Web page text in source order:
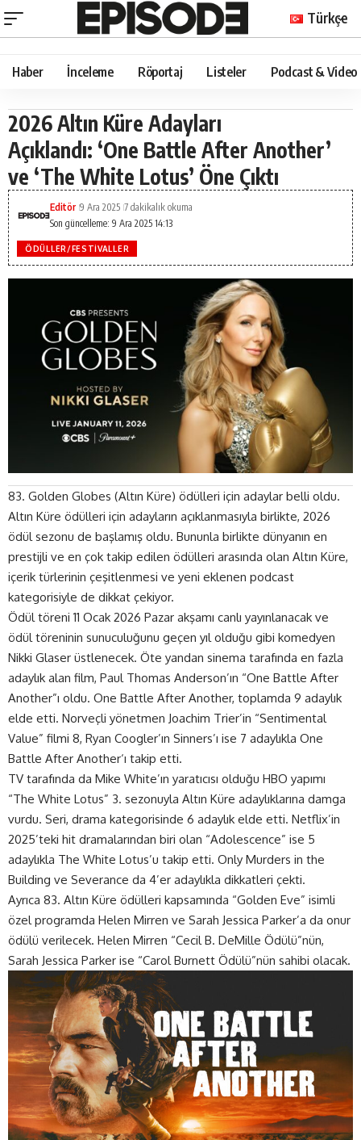
Türkçe
Haber İnceleme Röportaj Listeler Podcast & Video
2026 Altın Küre Adayları
Açıklandı: ‘One Battle After Another’
ve ‘The White Lotus’ Öne Çıktı
Son güncelleme: 9 Ara 2025 14:13
Editör 9 Ara 2025 7 dakikalık okuma
ÖDÜLLER/FESTIVALLER
83. Golden Globes (Altın Küre) ödülleri için adaylar belli oldu.
Altın Küre ödülleri için adayların açıklanmasıyla birlikte, 2026
ödül sezonu de başlamış oldu. Bununla birlikte dünyanın en
prestijli ve en çok takip edilen ödülleri arasında olan Altın Küre,
içerik türlerinin çeşitlenmesi ve yeni eklenen podcast
kategorisiyle de dikkat çekiyor.
Ödül töreni 11 Ocak 2026 Pazar akşamı canlı yayınlanacak ve
ödül töreninin sunuculuğunu geçen yıl olduğu gibi komedyen
Nikki Glaser üstlenecek. Öte yandan sinema tarafında en fazla
adaylık alan film, Paul Thomas Anderson’ın “One Battle After
Another”ı oldu. One Battle After Another, toplamda 9 adaylık
elde etti. Norveçli yönetmen Joachim Trier’in “Sentimental
Value” filmi 8, Ryan Coogler’ın Sinners’ı ise 7 adaylıkla One
Battle After Another‘ı takip etti.
TV tarafında da Mike White’ın yaratıcısı olduğu HBO yapımı
“The White Lotus” 3. sezonuyla Altın Küre adaylıklarına damga
vurdu. Seri, drama kategorisinde 6 adaylık elde etti. Netflix’in
2025’teki hit dramalarından biri olan “Adolescence” ise 5
adaylıkla The White Lotus’u takip etti. Only Murders in the
Building ve Severance da 4’er adaylıkla dikkatleri çekti.
Ayrıca 83. Altın Küre ödülleri kapsamında “Golden Eve” isimli
özel programda Helen Mirren ve Sarah Jessica Parker’a da onur
ödülü verilecek. Helen Mirren “Cecil B. DeMille Ödülü”nün,
Sarah Jessica Parker ise “Carol Burnett Ödülü”nün sahibi olacak.